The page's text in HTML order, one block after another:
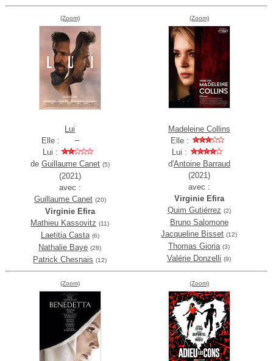
(Zoom)
Lui
Elle :
Lui :
de Guillaume Canet (5)
(2021)
avec :
Guillaume Canet (20)
Virginie Efira
Mathieu Kassovitz (11)
Laetitia Casta (6)
Nathalie Baye (28)
Patrick Chesnais (12)
(Zoom)
Madeleine Collins
Elle :
Lui :
d'Antoine Barraud
(2021)
avec :
Virginie Efira
Quim Gutiérrez (2)
Bruno Salomone
Jacqueline Bisset (12)
Thomas Gioria (3)
Valérie Donzelli (9)
(Zoom) (Zoom)